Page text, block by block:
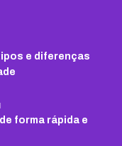
e diferenças
forma rápida e